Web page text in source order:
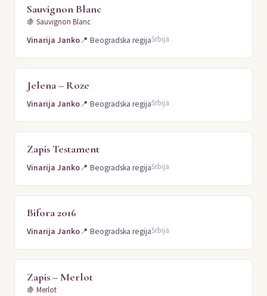
Sauvignon Blanc
🍇 Sauvignon Blanc
Vinarija Janko📍 Beogradska regijaSrbija
Jelena – Roze
Vinarija Janko📍 Beogradska regijaSrbija
Zapis Testament
Vinarija Janko📍 Beogradska regijaSrbija
Bifora 2016
Vinarija Janko📍 Beogradska regijaSrbija
Zapis – Merlot
🍇 Merlot